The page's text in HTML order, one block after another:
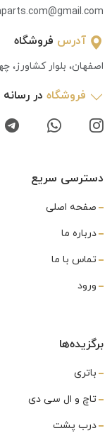
آدرس فروشگاه
اصفهان، بلوار کشاورز،
فروشگاه در رسانه
دسترسی سریع
صفحه اصلی
درباره ما
تماس با ما
ورود
برگزیده‌ها
باتری
تاچ و ال سی دی
درب پشت